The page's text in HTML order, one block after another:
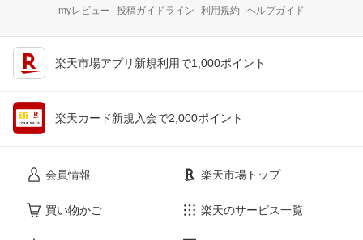
myレビュー 投稿ガイドライン 利用規約 ヘルプガイド
楽天市場アプリ新規利用で1,000ポイント
楽天カード新規入会で2,000ポイント
会員情報
買い物かご
楽天市場トップ
楽天のサービス一覧